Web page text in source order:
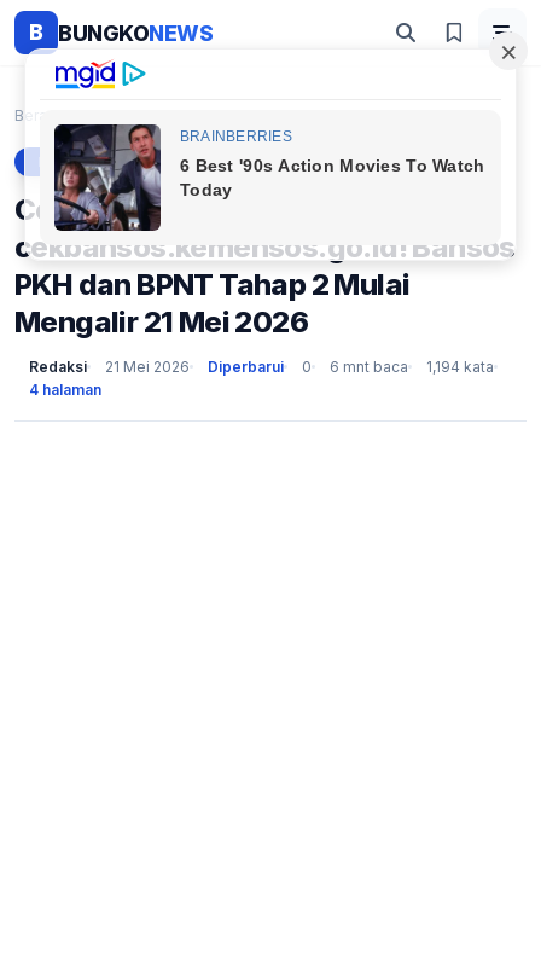
B BUNGKONEWS
Beranda
BERITA
Cek Status SI di
cekbansos.kemensos.go.id! Bansos
PKH dan BPNT Tahap 2 Mulai
Mengalir 21 Mei 2026
Redaksi 21 Mei 2026 Diperbarui 0 6 mnt baca
1,194 kata
4 halaman